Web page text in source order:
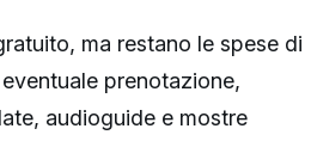
ma restano le spese di
prenotazione,
audioguide e mostre